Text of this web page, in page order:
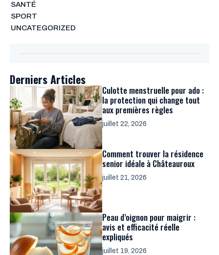
SANTÉ
SPORT
UNCATEGORIZED
Derniers Articles
Culotte menstruelle pour ado :
la protection qui change tout
aux premières règles
juillet 22, 2026
Comment trouver la résidence
senior idéale à Châteauroux
juillet 21, 2026
Peau d’oignon pour maigrir :
avis et efficacité réelle
expliqués
juillet 19, 2026